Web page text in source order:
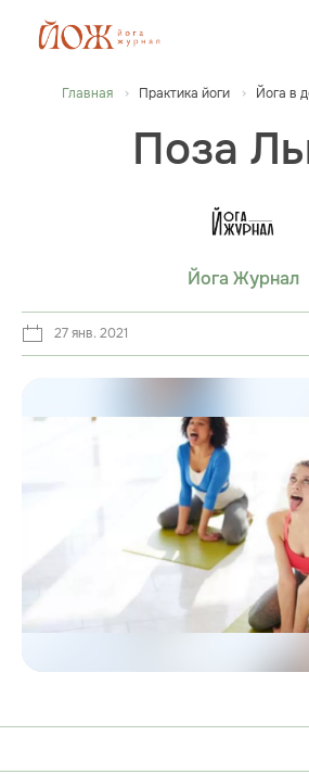
Главная Практика йоги Йога в
Поза
Йога Журнал
27 янв. 2021